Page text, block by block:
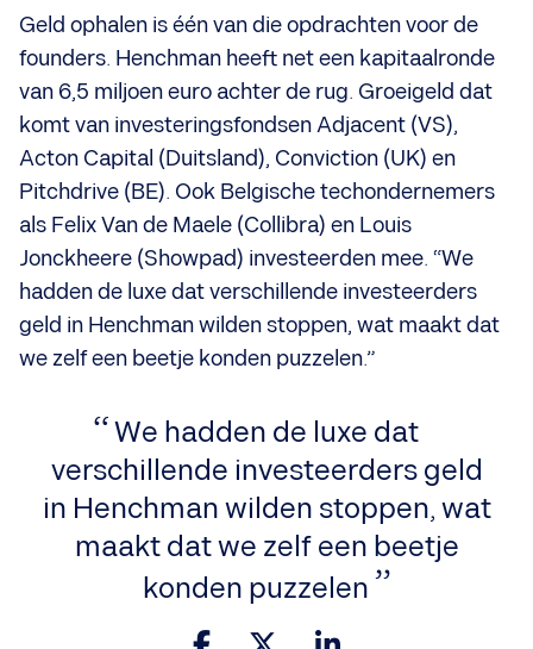
Geld ophalen is één van die opdrachten voor de
founders. Henchman heeft net een kapitaalronde
van 6,5 miljoen euro achter de rug. Groeigeld dat
komt van investeringsfondsen Adjacent (VS),
Acton Capital (Duitsland), Conviction (UK) en
Pitchdrive (BE). Ook Belgische techondernemers
als Felix Van de Maele (Collibra) en Louis
Jonckheere (Showpad) investeerden mee. “We
hadden de luxe dat verschillende investeerders
geld in Henchman wilden stoppen, wat maakt dat
we zelf een beetje konden puzzelen.”
We hadden de luxe dat
verschillende investeerders geld
in Henchman wilden stoppen, wat
maakt dat we zelf een beetje
konden puzzelen